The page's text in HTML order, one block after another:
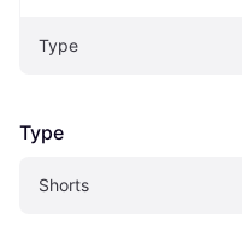
Type
Type
Shorts